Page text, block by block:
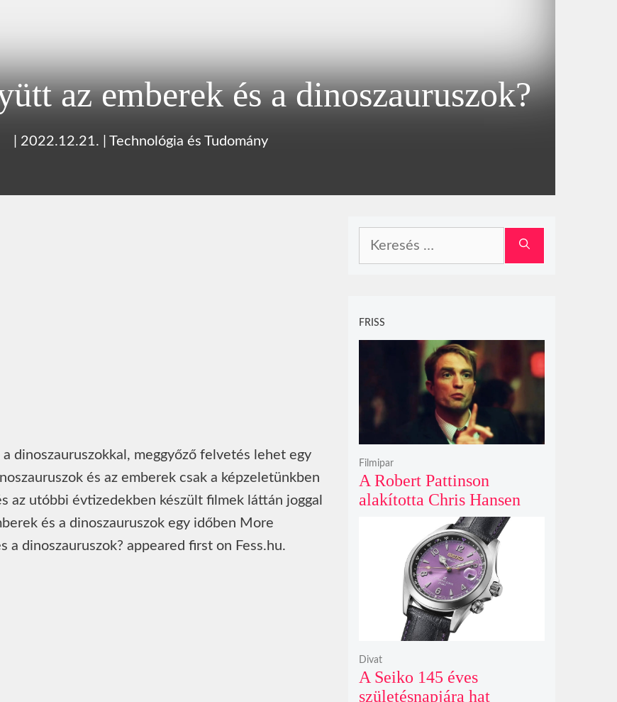
az emberek és a dinoszauruszok?
2022.12.21. Technológia és Tudomány
dinoszauruszokkal, meggyőző felvetés lehet egy
és az emberek csak a képzeletünkben
az utóbbi évtizedekben készült filmek láttán joggal
és a dinoszauruszok egy időben More
dinoszauruszok? appeared first on Fess.hu.
FRISS
A Robert Pattinson
alakította Chris Hansen
sötét vadászatra indul a
Primetime előzetesében
Filmipar
A Seiko 145 éves
születésnapjára hat
Divat